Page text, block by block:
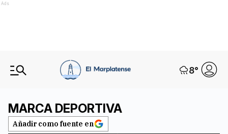
Ads
8°
MARCA DEPORTIVA
Añadir como fuente en